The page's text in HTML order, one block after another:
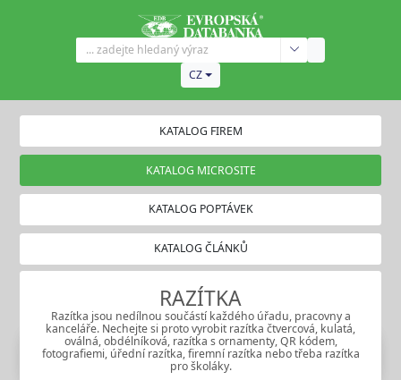
CZ
KATALOG FIREM
KATALOG MICROSITE
KATALOG POPTÁVEK
KATALOG ČLÁNKŮ
RAZÍTKA
Razítka jsou nedílnou součástí každého úřadu, pracovny a
kanceláře. Nechejte si proto vyrobit razítka čtvercová, kulatá,
oválná, obdélníková, razítka s ornamenty, QR kódem,
fotografiemi, úřední razítka, firemní razítka nebo třeba razítka
pro školáky.